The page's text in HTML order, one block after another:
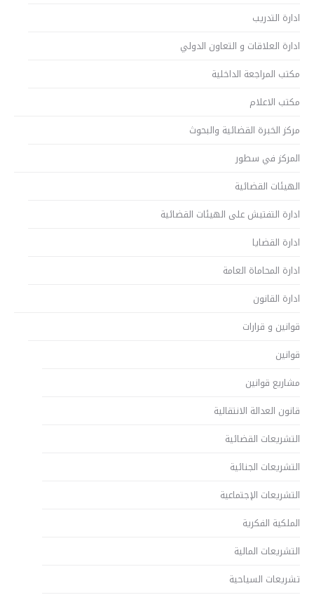
ادارة التدريب
ادارة العلاقات و التعاون الدولي
مكتب المراجعة الداخلية
مكتب الاعلام
مركز الخبرة القضائية والبحوث
المركز في سطور
الهيئات القضائية
ادارة التفتيش على الهيئات القضائية
ادارة القضايا
ادارة المحاماة العامة
ادارة القانون
قوانين و قرارات
قوانين
مشاريع قوانين
قانون العدالة الانتقالية
التشريعات القضائية
التشريعات الجنائية
التشريعات الإجتماعية
الملكية الفكرية
التشريعات المالية
تشريعات السياحية